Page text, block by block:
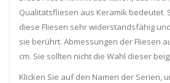
Qualitätsfliesen aus Keramik bedeutet.
diese Fliesen sehr widerstandsfähig
sie berührt. Abmessungen der Fliesen
cm. Sie sollten nicht die Wahl dieser
Klicken Sie auf den Namen der Serien,